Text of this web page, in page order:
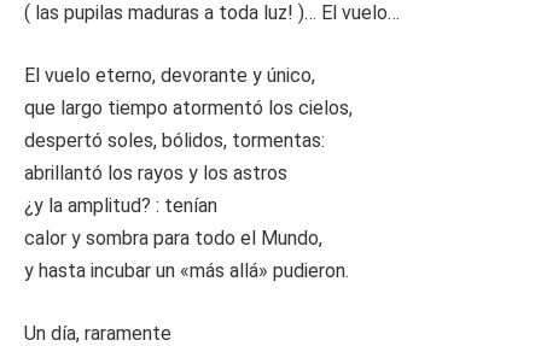
( las pupilas maduras a toda luz! )… El vuelo…
El vuelo eterno, devorante y único,
que largo tiempo atormentó los cielos,
despertó soles, bólidos, tormentas:
abrillantó los rayos y los astros
¿y la amplitud? : tenían
calor y sombra para todo el Mundo,
y hasta incubar un «más allá» pudieron.
Un día, raramente